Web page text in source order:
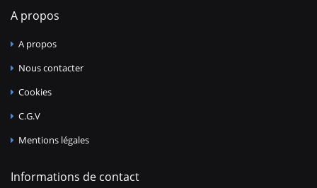
A propos
A propos
Nous contacter
Cookies
C.G.V
Mentions légales
Informations de contact